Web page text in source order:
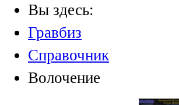
Вы здесь:
Гравбиз
Справочник
Волочение